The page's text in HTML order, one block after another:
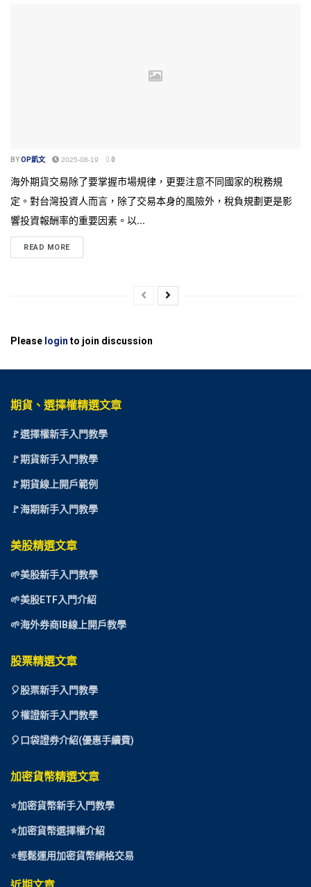
BYOP凱文 2025-08-19 0
海外期貨交易除了要掌握市場規律，更要注意不同國家的稅務規
定。對台灣投資人而言，除了交易本身的風險外，稅負規劃更是影
響投資報酬率的重要因素。以...
READ MORE
Please login to join discussion
期貨、選擇權精選文章
🚩選擇權新手入門教學
🚩期貨新手入門教學
🚩期貨線上開戶範例
🚩海期新手入門教學
美股精選文章
🌱美股新手入門教學
🌱美股ETF入門介紹
🌱海外券商IB線上開戶教學
股票精選文章
🎈股票新手入門教學
🎈權證新手入門教學
🎈口袋證券介紹(優惠手續費)
加密貨幣精選文章
⭐加密貨幣新手入門教學
⭐加密貨幣選擇權介紹
⭐輕鬆運用加密貨幣網格交易